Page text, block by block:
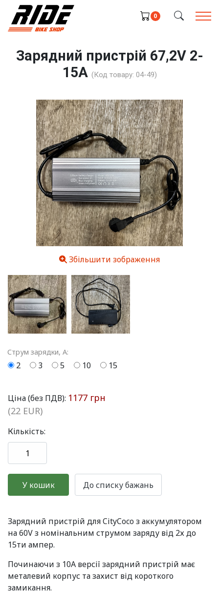
0
Зарядний пристрій 67,2V 2-
15A (Код товару: 04-49)
Збільшити зображення
Струм зарядки, A:
2 3 5 10 15
Ціна (без ПДВ): 1177 грн
(22 EUR)
Кількість:
Зарядний пристрій для CityCoco з аккумулятором
на 60V з номінальним струмом заряду від 2х до
15ти ампер.
Починаючи з 10A версії зарядний пристрій має
металевий корпус та захист від короткого
замикання.